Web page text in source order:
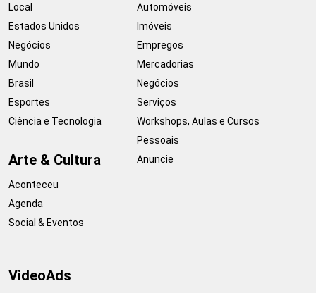
Local
Estados Unidos
Negócios
Mundo
Brasil
Esportes
Ciência e Tecnologia
Arte & Cultura
Aconteceu
Agenda
Social & Eventos
Automóveis
Imóveis
Empregos
Mercadorias
Negócios
Serviços
Workshops, Aulas e Cursos
Pessoais
Anuncie
VideoAds